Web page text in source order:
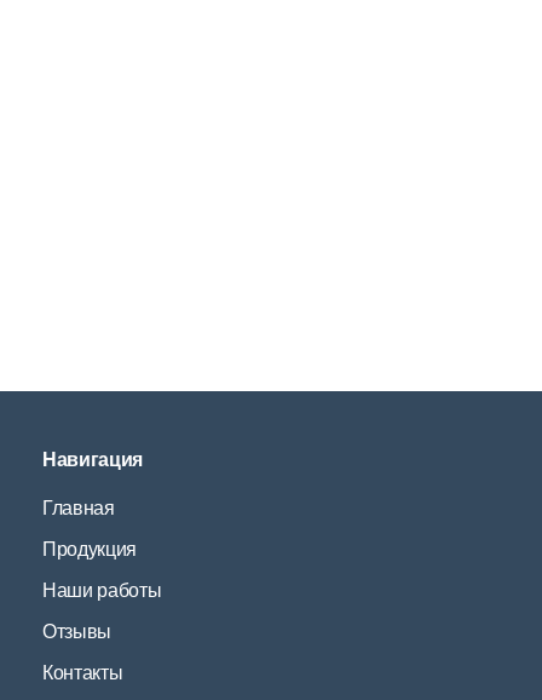
Навигация
Главная
Продукция
Наши работы
Отзывы
Контакты